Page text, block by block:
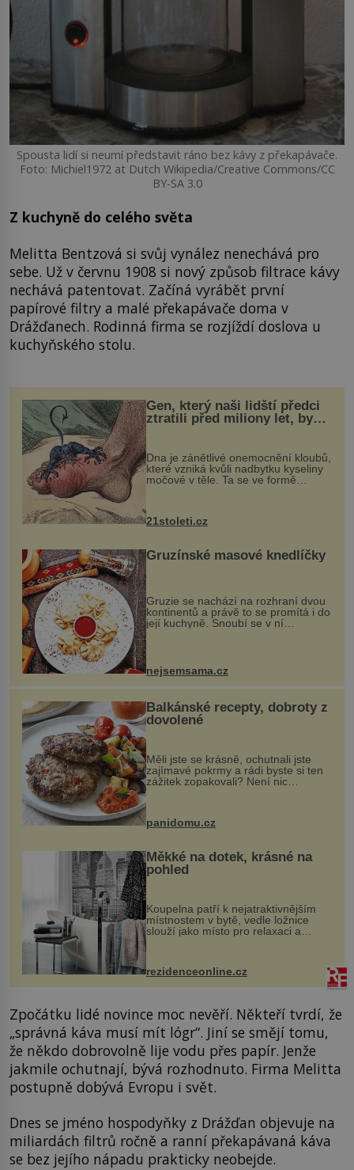
Spousta lidí si neumí představit ráno bez kávy z překapávače.
Foto: Michiel1972 at Dutch Wikipedia/Creative Commons/CC
BY-SA 3.0
Z kuchyně do celého světa
Melitta Bentzová si svůj vynález nenechává pro
sebe. Už v červnu 1908 si nový způsob filtrace kávy
nechává patentovat. Začíná vyrábět první
papírové filtry a malé překapávače doma v
Drážďanech. Rodinná firma se rozjíždí doslova u
kuchyňského stolu.
Gen, který naši lidští předci
ztratili před miliony let, by
mohl pomoci s léčbou
„nemoci králů“
Dna je zánětlivé onemocnění kloubů,
které vzniká kvůli nadbytku kyseliny
močové v těle. Ta se ve formě
nohou, a způsobuje bole...
21stoleti.cz
Gruzínské masové knedlíčky
Gruzie se nachází na rozhraní dvou
kontinentů a právě to se promítá i do
její kuchyně. Snoubí se v ní
evropské a asijské chutě a díky tomu
pokrmy, které rozhodně st...
nejsemsama.cz
Balkánské recepty, dobroty z
dovolené
Měli jste se krásně, ochutnali jste
zajímavé pokrmy a rádi byste si ten
zážitek zopakovali? Není nic
snazšího. Pljeskavica (10 porcí)
Možná jste ji ochutnali na dovolené v
panidomu.cz
Měkké na dotek, krásné na
pohled
Koupelna patří k nejatraktivnějším
místnostem v bytě, vedle ložnice
slouží jako místo pro relaxaci a
odpočinek. Koupelnový textil –
ručníky, osušky a koberečky –
proutku...
rezidenceonline.cz
Zpočátku lidé novince moc nevěří. Někteří tvrdí, že
„správná káva musí mít lógr“. Jiní se smějí tomu,
že někdo dobrovolně lije vodu přes papír. Jenže
jakmile ochutnají, bývá rozhodnuto. Firma Melitta
postupně dobývá Evropu i svět.
Dnes se jméno hospodyňky z Drážďan objevuje na
miliardách filtrů ročně a ranní překapávaná káva
se bez jejího nápadu prakticky neobejde.